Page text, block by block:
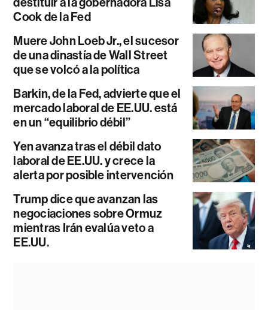
Cook de la Fed
Muere John Loeb Jr., el sucesor
de una dinastía de Wall Street
que se volcó a la política
Barkin, de la Fed, advierte que el
mercado laboral de EE.UU. está
en un “equilibrio débil”
Yen avanza tras el débil dato
laboral de EE.UU. y crece la
alerta por posible intervención
Trump dice que avanzan las
negociaciones sobre Ormuz
mientras Irán evalúa veto a
EE.UU.